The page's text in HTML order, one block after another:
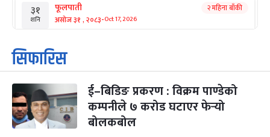
३१
शनि
फूलपाती
असोज ३१ , २०८३-Oct 17, 2026
२ महिना बाँकी
१
आइत
कार्तिक सङ्क्रान्ति
कार्तिक १, २०८३
३
मंगल
महानवमी
कार्तिक ३, २०८३-Oct 20, 2026
२ महिना बाँकी
सिफारिस
ई–बिडिङ प्रकरण : विक्रम पाण्डेको
कम्पनीले ७ करोड घटाएर फेर्‍यो
बोलकबोल